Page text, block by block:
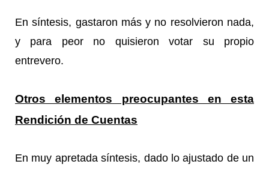
En síntesis, gastaron más y no resolvieron nada,
y para peor no quisieron votar su propio
entrevero.
Otros elementos preocupantes en esta
Rendición de Cuentas
En muy apretada síntesis, dado lo ajustado de un